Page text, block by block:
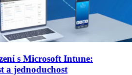
s Microsoft Intune:
a jednoduchost